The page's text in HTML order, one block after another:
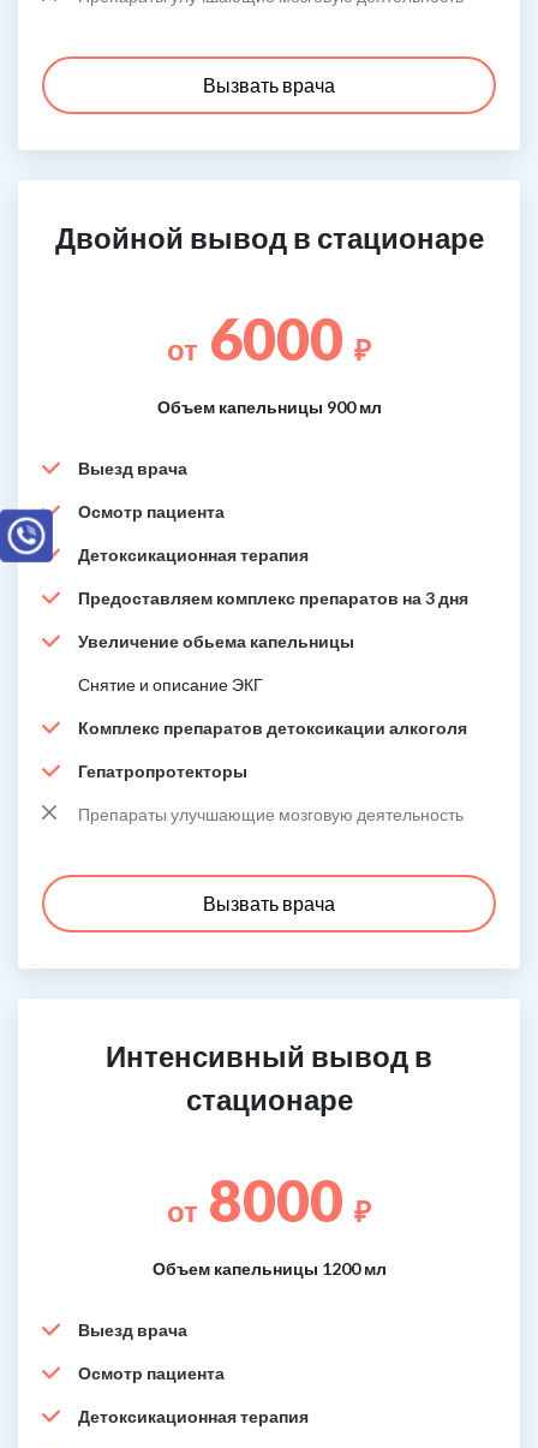
Вызвать врача
Двойной вывод в стационаре
от 6000 ₽
Объем капельницы 900 мл
Выезд врача
Осмотр пациента
Детоксикационная терапия
Предоставляем комплекс препаратов на 3 дня
Увеличение обьема капельницы
Снятие и описание ЭКГ
Комплекс препаратов детоксикации алкоголя
Гепатропротекторы
Препараты улучшающие мозговую деятельность
Вызвать врача
Интенсивный вывод в
стационаре
от 8000 ₽
Объем капельницы 1200 мл
Выезд врача
Осмотр пациента
Детоксикационная терапия